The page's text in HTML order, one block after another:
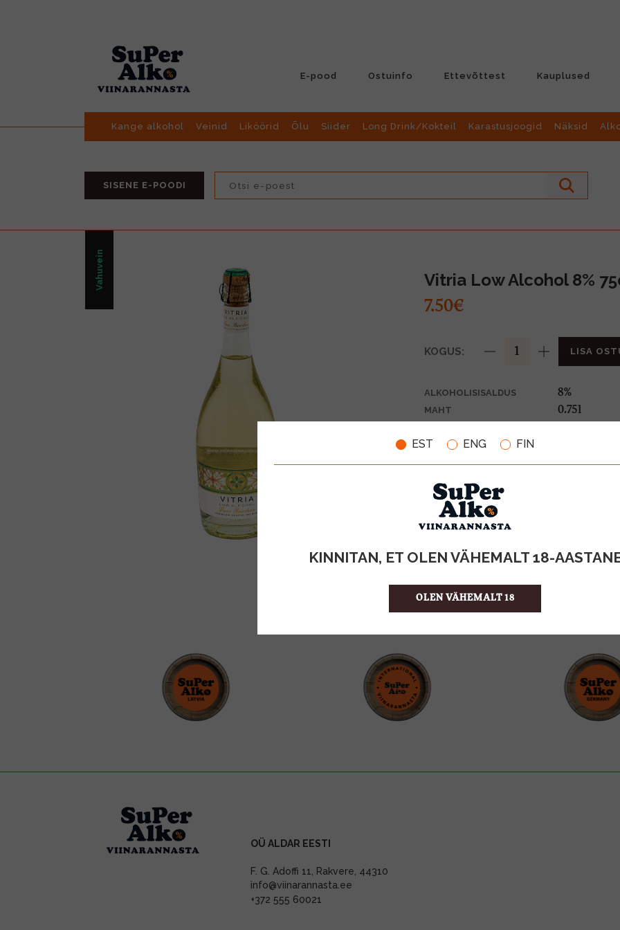
EST ENG FIN
KINNITAN, ET OLEN VÄHEMALT 18-
OLEN VÄHEMALT 18
E-pood Ostuinfo Ettevõttest Kauplused
Kange alkohol Veinid Liköörid Õlu Siider Long Drink/Kokteil Karastusjoogid Näksid
SISENE E-POODI
Vahuvein Vitria Low Alcohol 8%
7.50€
KOGUS: LISA
ALKOHOLISISALDUS 8%
MAHT 0.75l
TOOTE LIIK
ÜHIKU HIND
KOGUS KASTIS
OÜ ALDAR EESTI
F. G. Adoffi 11, Rakvere, 44310
info@viinarannasta.ee
+372 555 60021